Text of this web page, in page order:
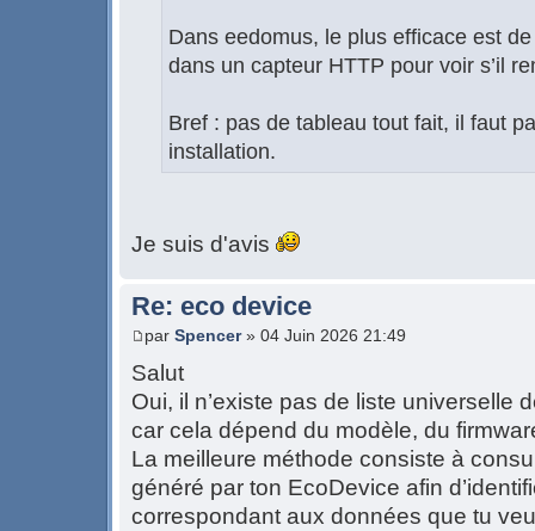
Dans eedomus, le plus efficace est
dans un capteur HTTP pour voir s’il
Bref : pas de tableau tout fait, il faut
installation.
Je suis d'avis
Re: eco device
par Spencer» 04 Juin 2026 21:49
Salut
Oui, il n’existe pas de liste universelle
car cela dépend du modèle, du
La meilleure méthode consiste à
généré par ton EcoDevice afin
correspondant aux données que tu